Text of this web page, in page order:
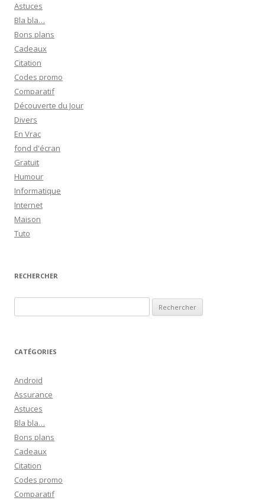
Astuces
Bla bla…
Bons plans
Cadeaux
Citation
Codes promo
Comparatif
Découverte du Jour
Divers
En Vrac
fond d'écran
Gratuit
Humour
Informatique
Internet
Maison
Tuto
RECHERCHER
e
h
r
c
h
e
r
:
CATÉGORIES
Android
Assurance
Astuces
Bla bla…
Bons plans
Cadeaux
Citation
Codes promo
Comparatif